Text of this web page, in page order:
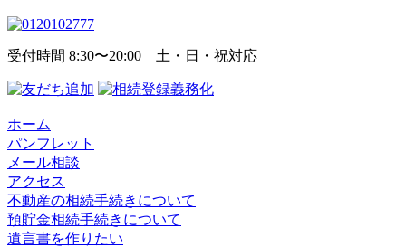
受付時間 8:30〜20:00 土・日・祝対応
ホーム
パンフレット
メール相談
アクセス
不動産の相続手続きについて
預貯金相続手続きについて
遺言書を作りたい